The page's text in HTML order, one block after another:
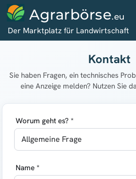
Agrarbörse.eu
Der Marktplatz für Landwirtschaft
Kontakt
Sie haben Fragen, ein technisches
eine Anzeige melden? Nutzen Sie
Worum geht es? *
Name *